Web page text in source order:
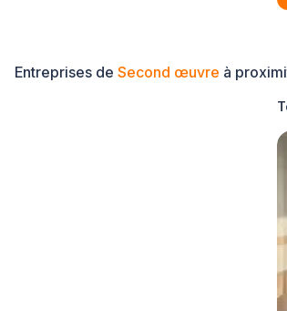
Entreprises de Second œuvre à